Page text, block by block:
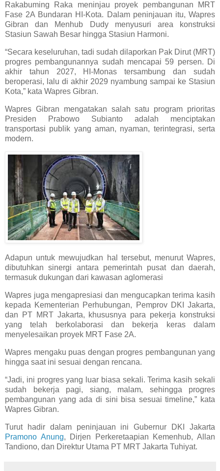
Rakabuming Raka meninjau proyek pembangunan MRT
Fase 2A Bundaran HI-Kota. Dalam peninjauan itu, Wapres
Gibran dan Menhub Dudy menyusuri area konstruksi
Stasiun Sawah Besar hingga Stasiun Harmoni.
“Secara keseluruhan, tadi sudah dilaporkan Pak Dirut (MRT)
progres pembangunannya sudah mencapai 59 persen. Di
akhir tahun 2027, HI-Monas tersambung dan sudah
beroperasi, lalu di akhir 2029 nyambung sampai ke Stasiun
Kota,” kata Wapres Gibran.
Wapres Gibran mengatakan salah satu program prioritas
Presiden Prabowo Subianto adalah menciptakan
transportasi publik yang aman, nyaman, terintegrasi, serta
modern.
Adapun untuk mewujudkan hal tersebut, menurut Wapres,
dibutuhkan sinergi antara pemerintah pusat dan daerah,
termasuk dukungan dari kawasan aglomerasi
Wapres juga mengapresiasi dan mengucapkan terima kasih
kepada Kementerian Perhubungan, Pemprov DKI Jakarta,
dan PT MRT Jakarta, khususnya para pekerja konstruksi
yang telah berkolaborasi dan bekerja keras dalam
menyelesaikan proyek MRT Fase 2A.
Wapres mengaku puas dengan progres pembangunan yang
hingga saat ini sesuai dengan rencana.
“Jadi, ini progres yang luar biasa sekali. Terima kasih sekali
sudah bekerja pagi, siang, malam, sehingga progres
pembangunan yang ada di sini bisa sesuai timeline,” kata
Wapres Gibran.
Turut hadir dalam peninjauan ini Gubernur DKI Jakarta
Pramono Anung, Dirjen Perkeretaapian Kemenhub, Allan
Tandiono, dan Direktur Utama PT MRT Jakarta Tuhiyat.